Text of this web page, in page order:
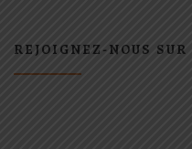
REJOIGNEZ-NOUS SUR